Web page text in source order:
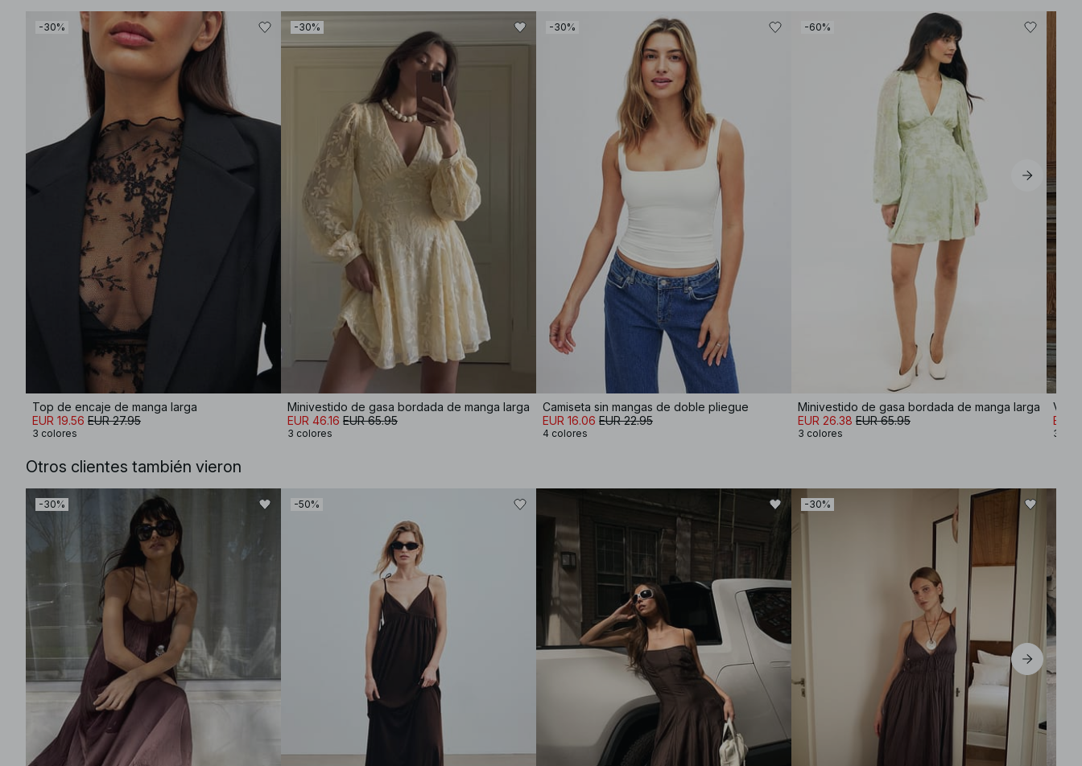
-30%
Top de encaje de manga larga
EUR 19.56 EUR 27.95
3 colores
-30%
Minivestido de gasa bordada de manga larga
EUR 46.16 EUR 65.95
3 colores
-30%
Camiseta sin mangas de doble pliegue
EUR 16.06 EUR 22.95
4 colores
-60%
Minivestido de gasa bordada de manga larga
EUR 26.38 EUR 65.95
3 colores
EUR
3
Otros clientes también vieron
-30% -50% -30%